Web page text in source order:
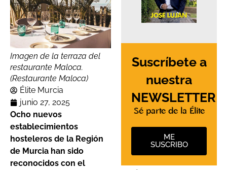
Imagen de la terraza del
restaurante Maloca.
(Restaurante Maloca)
Élite Murcia
junio 27, 2025
Ocho nuevos
establecimientos
hosteleros de la Región
de Murcia han sido
reconocidos con el
Suscríbete a
nuestra
NEWSLETTER
Sé parte de la Élite
ME
SUSCRIBO